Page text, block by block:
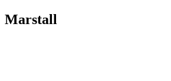
Marstall